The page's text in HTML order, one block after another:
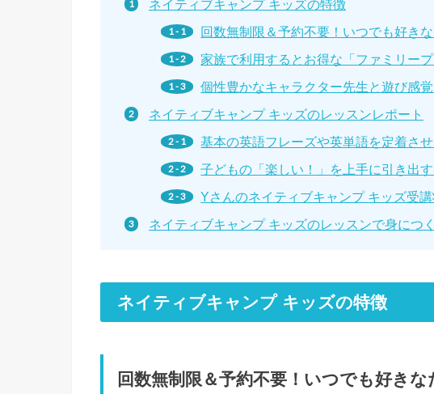
ネイティブキャンプ キッズの特徴
回数無制限＆予約不要！いつでも好き
家族で利用するとお得な「ファミリープ
個性豊かなキャラクター先生と遊び感
ネイティブキャンプ キッズのレッスンレポート
基本の英語フレーズや英単語を定着さ
子どもの「楽しい！」を上手に引き出
Yさんのネイティブキャンプ キッズ受
ネイティブキャンプ キッズのレッスンで身につ
ネイティブキャンプ キッズの特徴
回数無制限＆予約不要！いつでも好き